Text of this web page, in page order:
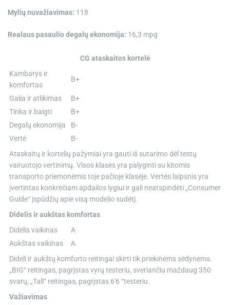
Mylių nuvažiavimas: 118
Realaus pasaulio degalų ekonomija: 16,3 mpg
CG ataskaitos kortelė
Kambarys ir
komfortas
B+
Galia ir atlikimas
B+
Tinka ir baigti
B+
Degalų ekonomija
B-
Vertė
B-
Ataskaitų ir kortelių pažymiai yra gauti iš sutarimo dėl testų
vairuotojo vertinimų. Visos klasės yra palyginti su kitomis
transporto priemonėmis toje pačioje klasėje. Vertės laipsnis yra
įvertintas konkrečiam apdailos lygiui ir gali neatspindėti „Consumer
Guide“ įspūdžių apie visą modelio sudėtį.
Didelis ir aukštas komfortas
Didelis vaikinas
A
Aukštas vaikinas
A
Dideli ir aukštų komforto reitingai skirti tik priekinėms sėdynėms.
„BIG“ reitingas, pagrįstas vyrų testeriu, sveriančiu maždaug 350
svarų, „Tall“ reitingas, pagrįstas 6'6 “testeriu.
Važiavimas